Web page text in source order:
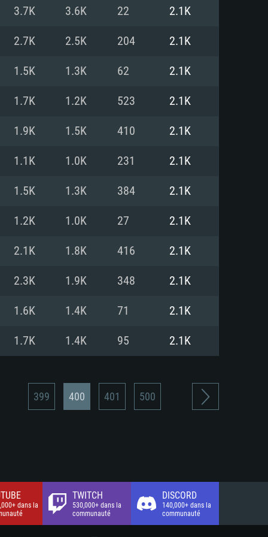
DirectX 11 ou plus et
1060 et plus, Radeon RX
Internet à haut débit
(client complet)
Vega II ou plus avec
Internet à haut débit
(client complet)
1060 avec les derniers
mois) / de même pour AMD
les derniers drivers de
(client complet)
3.7K 3.6K 22 2.1K
2.7K 2.5K 204 2.1K
1.5K 1.3K 62 2.1K
1.7K 1.2K 523 2.1K
1.9K 1.5K 410 2.1K
1.1K 1.0K 231 2.1K
1.5K 1.3K 384 2.1K
1.2K 1.0K 27 2.1K
2.1K 1.8K 416 2.1K
2.3K 1.9K 348 2.1K
1.6K 1.4K 71 2.1K
1.7K 1.4K 95 2.1K
399 400 401 500
dans la
TWITCH
530,000+ dans la
communauté
DISCORD
140,000+ dans la
communauté